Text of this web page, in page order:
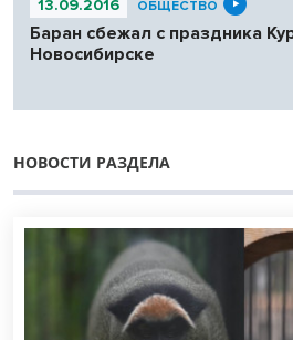
13.09.2016 ОБЩЕСТВО
Баран сбежал с праздника
Новосибирске
НОВОСТИ РАЗДЕЛА